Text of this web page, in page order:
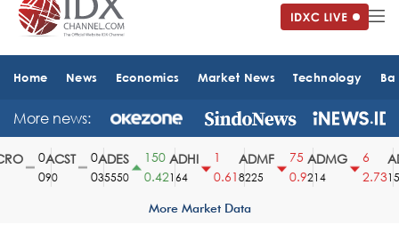
Home News Economics Market News Technology
More news:
ACST
90
ADES
35550
150
0.42
ADHI
164
0.61
ADMF
8225
75
0.9
ADMG
214
2.73
More Market Data